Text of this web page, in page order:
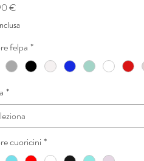
€
felpa *
*
cuoricini *